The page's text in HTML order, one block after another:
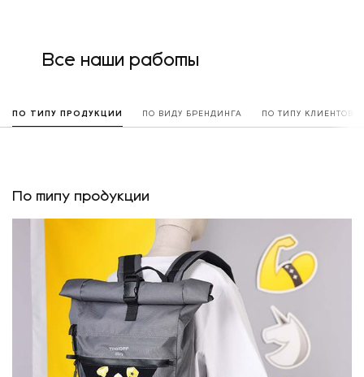
Все наши работы
ПО ТИПУ ПРОДУКЦИИ ПО ВИДУ БРЕНДИНГА ПО ТИПУ КЛИЕНТОВ
По типу продукции